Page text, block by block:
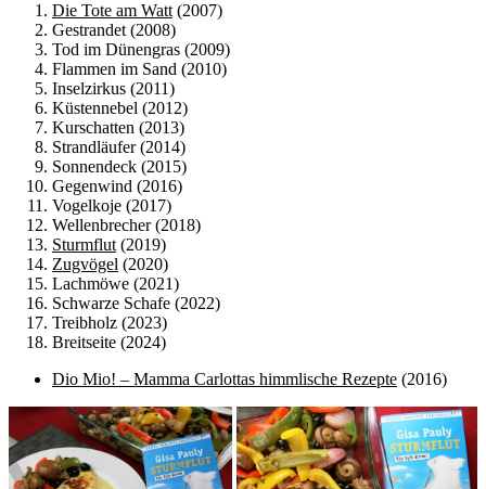
Die Tote am Watt (2007)
Gestrandet (2008)
Tod im Dünengras (2009)
Flammen im Sand (2010)
Inselzirkus (2011)
Küstennebel (2012)
Kurschatten (2013)
Strandläufer (2014)
Sonnendeck (2015)
Gegenwind (2016)
Vogelkoje (2017)
Wellenbrecher (2018)
Sturmflut (2019)
Zugvögel (2020)
Lachmöwe (2021)
Schwarze Schafe (2022)
Treibholz (2023)
Breitseite (2024)
Dio Mio! – Mamma Carlottas himmlische Rezepte (2016)